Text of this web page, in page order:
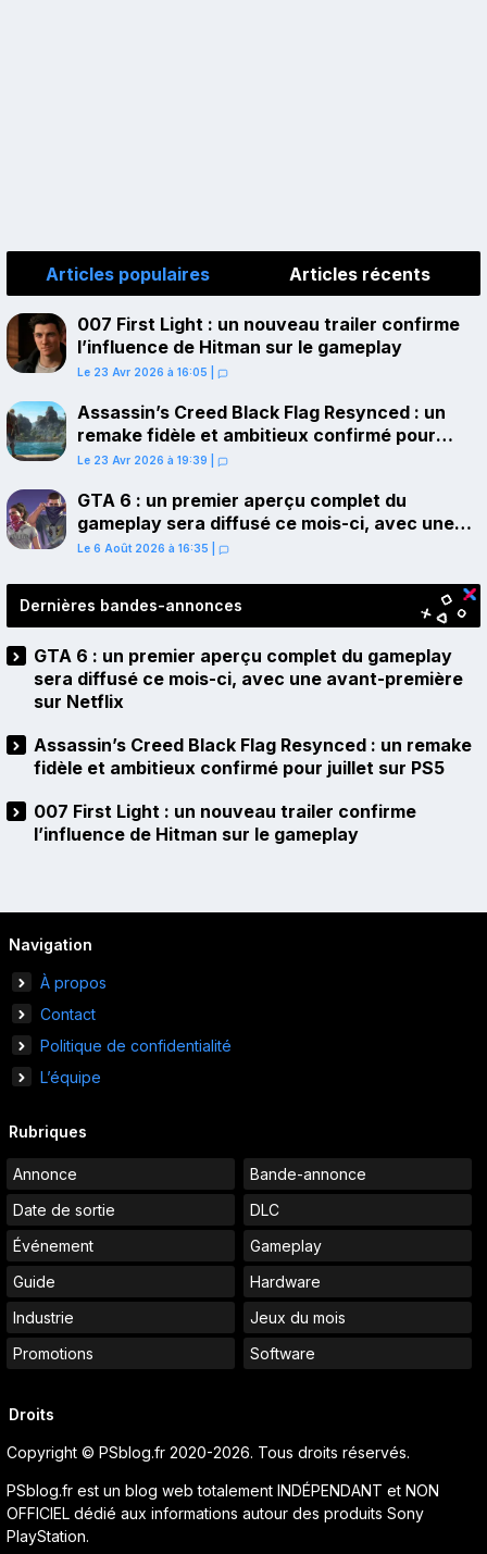
Articles populaires Articles récents
007 First Light : un nouveau trailer confirme
l’influence de Hitman sur le gameplay
Le 23 Avr 2026 à 16:05
Assassin’s Creed Black Flag Resynced : un
remake fidèle et ambitieux confirmé pour
juillet sur PS5
Le 23 Avr 2026 à 19:39
GTA 6 : un premier aperçu complet du
gameplay sera diffusé ce mois-ci, avec une
avant-première sur Netflix
Le 6 Août 2026 à 16:35
Dernières bandes-annonces
GTA 6 : un premier aperçu complet du gameplay
sera diffusé ce mois-ci, avec une avant-première
sur Netflix
Assassin’s Creed Black Flag Resynced : un remake
fidèle et ambitieux confirmé pour juillet sur PS5
007 First Light : un nouveau trailer confirme
l’influence de Hitman sur le gameplay
Navigation
À propos
Contact
Politique de confidentialité
L’équipe
Rubriques
Annonce
Bande-annonce
Date de sortie
DLC
Événement
Gameplay
Guide
Hardware
Industrie
Jeux du mois
Promotions
Software
Droits
Copyright © PSblog.fr 2020-2026. Tous droits réservés.
PSblog.fr est un blog web totalement INDÉPENDANT et NON
OFFICIEL dédié aux informations autour des produits Sony
PlayStation.